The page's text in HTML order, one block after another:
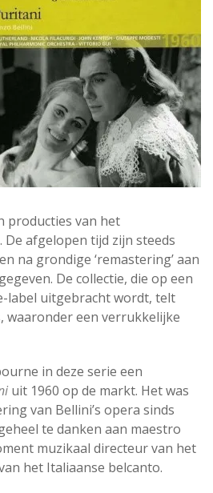
producties van het
De afgelopen tijd zijn steeds
na grondige ‘remastering’ aan
De collectie, die op een
label uitgebracht wordt, telt
waaronder een verrukkelijke
in deze serie een
uit 1960 op de markt. Het was
van Bellini’s opera sinds
geheel te danken aan maestro
muzikaal directeur van het
het Italiaanse belcanto.